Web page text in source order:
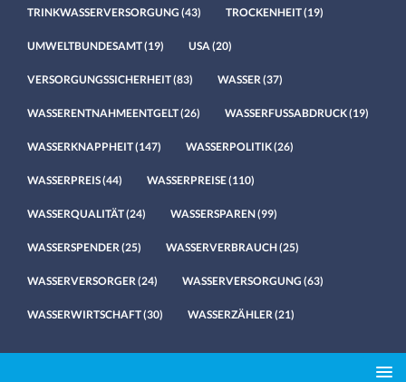
TRINKWASSERVERSORGUNG (43) TROCKENHEIT(19)
UMWELTBUNDESAMT(19) USA(20)
VERSORGUNGSSICHERHEIT(83) WASSER(37)
WASSERENTNAHMEENTGELT(26) WASSERFUSSABDRUCK(19)
WASSERKNAPPHEIT(147) WASSERPOLITIK(26)
WASSERPREIS(44) WASSERPREISE(110)
WASSERQUALITÄT(24) WASSERSPAREN(99)
WASSERSPENDER(25) WASSERVERBRAUCH(25)
WASSERVERSORGER(24) WASSERVERSORGUNG (63)
WASSERWIRTSCHAFT(30) WASSERZÄHLER(21)